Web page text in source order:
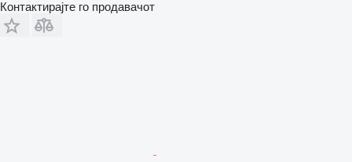
Контактирајте го продавачот